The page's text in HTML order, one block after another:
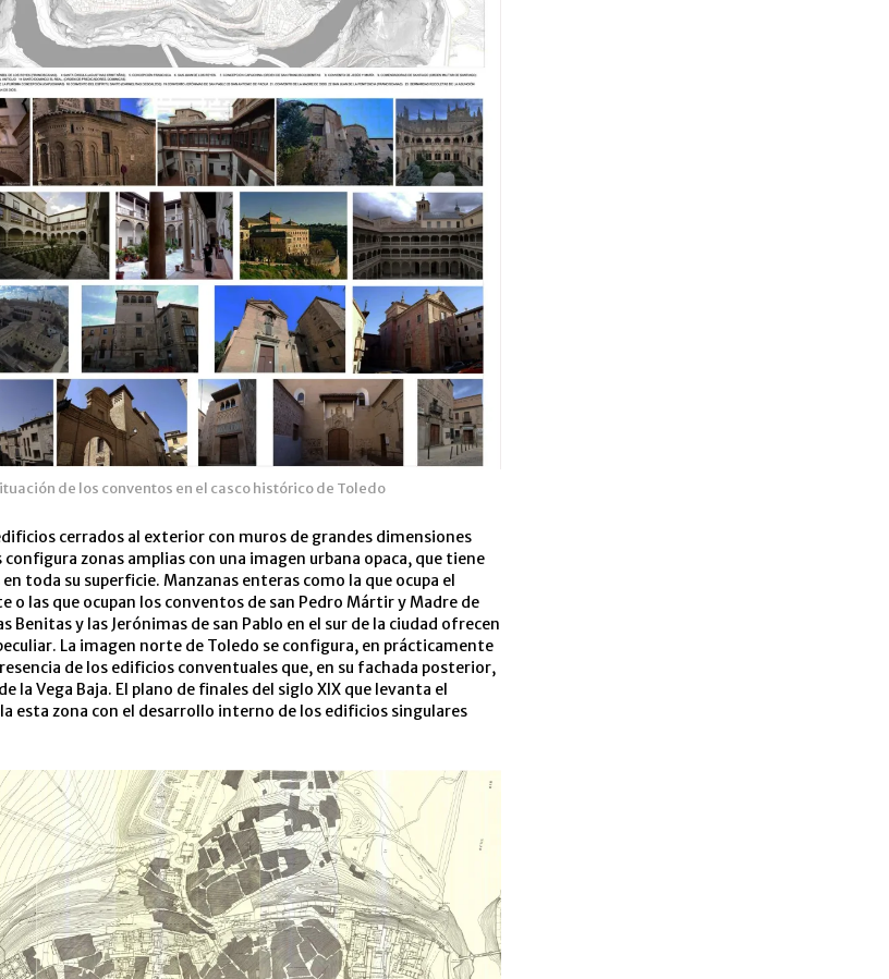
de los conventos en el casco histórico de Toledo
cerrados al exterior con muros de grandes dimensiones
zonas amplias con una imagen urbana opaca, que tiene
toda su superficie. Manzanas enteras como la que ocupa el
o las que ocupan los conventos de san Pedro Mártir y Madre de
Benitas y las Jerónimas de san Pablo en el sur de la ciudad ofrecen
La imagen norte de Toledo se configura, en prácticamente
de los edificios conventuales que, en su fachada posterior,
la Vega Baja. El plano de finales del siglo XIX que levanta el
esta zona con el desarrollo interno de los edificios singulares